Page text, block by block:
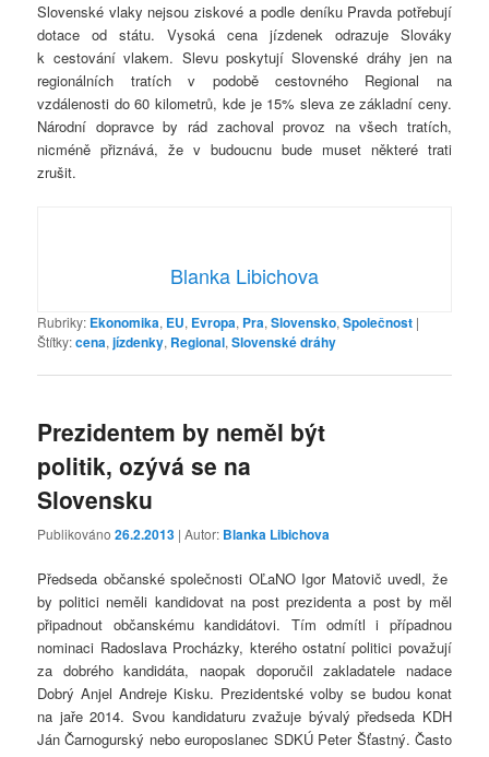
Slovenské vlaky nejsou ziskové a podle deníku Pravda potřebují
dotace od státu. Vysoká cena jízdenek odrazuje Slováky
k cestování vlakem. Slevu poskytují Slovenské dráhy jen na
regionálních tratích v podobě cestovného Regional na
vzdálenosti do 60 kilometrů, kde je 15% sleva ze základní ceny.
Národní dopravce by rád zachoval provoz na všech tratích,
nicméně přiznává, že v budoucnu bude muset některé trati
zrušit.
Blanka Libichova
Rubriky: Ekonomika, EU, Evropa, Pra,Slovensko,Společnost |
Štítky:cena,jízdenky, Regional,Slovenské dráhy
Prezidentem by neměl být
politik, ozývá se na
Slovensku
Publikováno26.2.2013 | Autor: Blanka Libichova
Předseda občanské společnosti OĽaNO Igor Matovič uvedl, že
by politici neměli kandidovat na post prezidenta a post by měl
připadnout občanskému kandidátovi. Tím odmítl i případnou
nominaci Radoslava Procházky, kterého ostatní politici považují
za dobrého kandidáta, naopak doporučil zakladatele nadace
Dobrý Anjel Andreje Kisku. Prezidentské volby se budou konat
na jaře 2014. Svou kandidaturu zvažuje bývalý předseda KDH
Ján Čarnogurský nebo europoslanec SDKÚ Peter Šťastný. Často